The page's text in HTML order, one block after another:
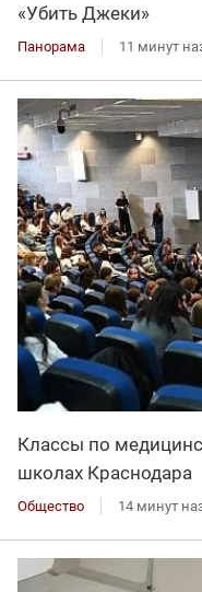
«Убить Джеки»
Панорама 11 минут
Классы по
школах Краснодара
Общество 14 минут